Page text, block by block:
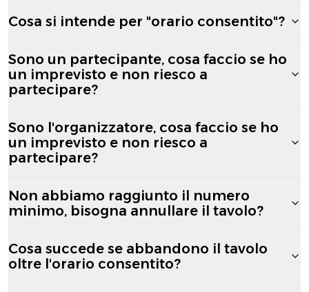
Cosa si intende per "orario consentito"?
Sono un partecipante, cosa faccio se ho
un imprevisto e non riesco a
partecipare?
Sono l'organizzatore, cosa faccio se ho
un imprevisto e non riesco a
partecipare?
Non abbiamo raggiunto il numero
minimo, bisogna annullare il tavolo?
Cosa succede se abbandono il tavolo
oltre l'orario consentito?